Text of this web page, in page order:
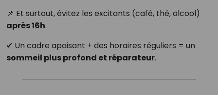
📌 Et surtout, évitez les excitants (café, thé, alcool)
après 16h.
✔ Un cadre apaisant + des horaires réguliers = un
sommeil plus profond et réparateur.